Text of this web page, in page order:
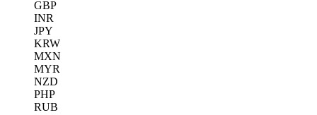
GBP
INR
JPY
KRW
MXN
MYR
NZD
PHP
RUB